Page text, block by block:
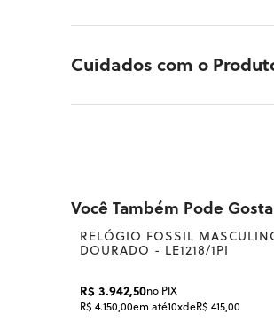
Cuidados com o
Bolsa Fossil Feminino Preto -
Você Também Pode
RELÓGIO FOSSIL
DOURADO - LE1218/1PI
R$ 3.942,50no PIX
R$ 4.150,00em até10xdeR$ 415,00